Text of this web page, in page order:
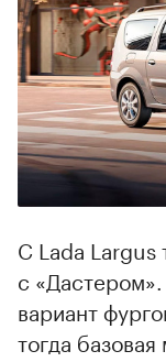
C Lada Largus
с
вариант
тогда